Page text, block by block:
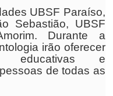
UBSF Paraíso,
Sebastião, UBSF
Durante a
irão oferecer
educativas e
de todas as